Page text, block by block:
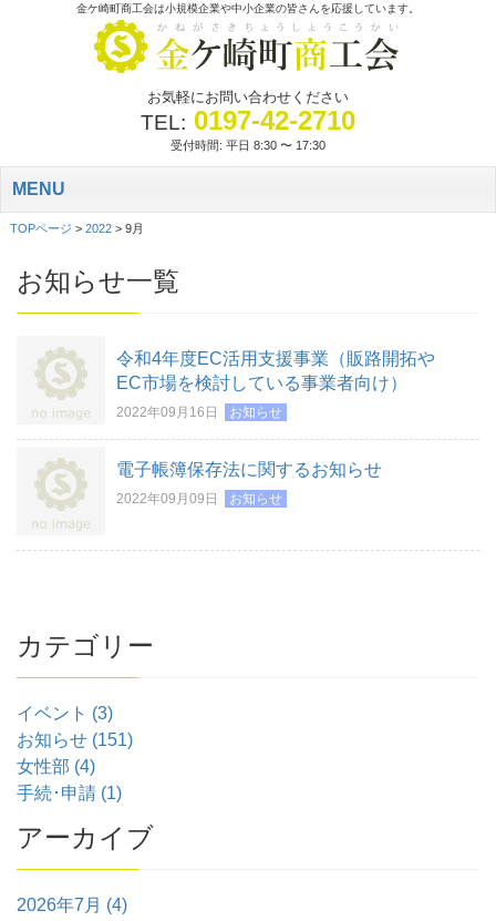
金ケ崎町商工会は小規模企業や中小企業の皆さんを応援しています。
お気軽にお問い合わせください
TEL: 0197-42-2710
受付時間: 平日 8:30 〜 17:30
MENU
TOPページ > 2022> 9月
お知らせ一覧
令和4年度EC活用支援事業（販路開拓や
EC市場を検討している事業者向け）
2022年09月16日 お知らせ
電子帳簿保存法に関するお知らせ
2022年09月09日 お知らせ
カテゴリー
イベント (3)
お知らせ (151)
女性部 (4)
手続･申請 (1)
アーカイブ
2026年7月 (4)